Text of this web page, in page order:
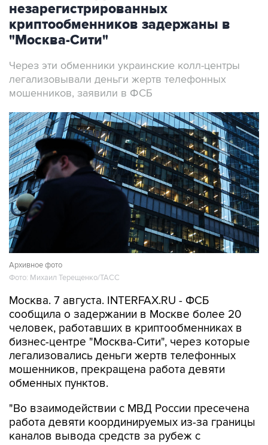
"Москва-Сити"
Через эти обменники украинские колл-центры
мошенников, заявили в ФСБ
Архивное фото
Фото: Михаил Терещенко/ТАСС
Москва. 7 августа. INTERFAX.RU - ФСБ
человек, работавших в криптообменниках в
бизнес-центре "Москва-Сити", через которые
легализовались деньги жертв телефонных
мошенников, прекращена работа девяти
обменных пунктов.
"Во взаимодействии с МВД России пресечена
каналов вывода средств за рубеж с
использованием криптовалюты. В Москве в
бизнес-центре "Москва-Сити" задержаны